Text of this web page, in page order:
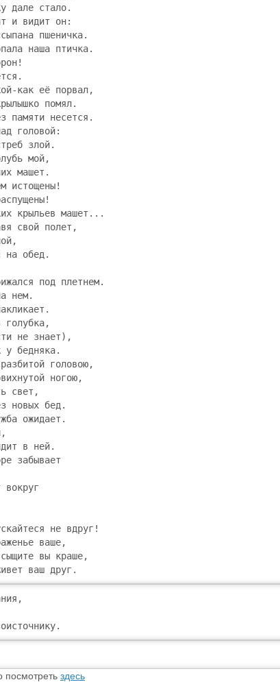
дале стало.
и видит он:
пшеничка.
наша птичка.
как её порвал,
помял.
памяти несется.
головой:
злой.
мой,
машет.
истощены!
крыльев машет...
свой полет,
на обед.
под плетнем.
нем.
голубка,
не знает),
у бедняка.
головою,
ногою,
свет,
новых бед.
ожидает.
в ней.
забывает
вокруг
не вдруг!
ваше,
вы краше,
ваш друг.
посмотреть здесь